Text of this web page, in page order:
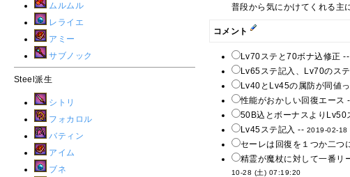
普段から気にかけてくれる主
コメント
Lv70ステと70ボナ込修正 --
Lv65ステ記入、Lv70のス
Lv40とLv45の属防が同値
性能がおかしい回復エース
50B込とボーナスより
Lv45ステ記入 -- 2019-02-18
セーレは回復を１つか二つ
精霊が魔杖に対して一番リ
10-28 (土) 07:19:20
ムルムル
レライエ
アミー
サブノック
Steel派生
シトリ
フォカロル
バティン
アイム
ブネ